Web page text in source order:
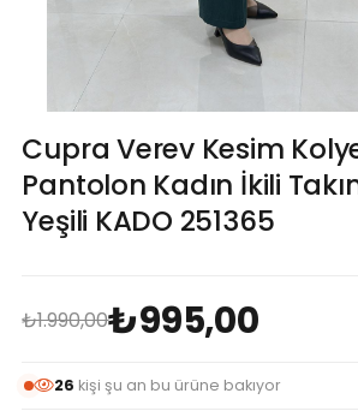
Cupra Verev Kesim
Pantolon Kadın İkili
Yeşili KADO 251365
₺1.990,00₺995,00
26 kişi şu an bu ürüne bakıyor